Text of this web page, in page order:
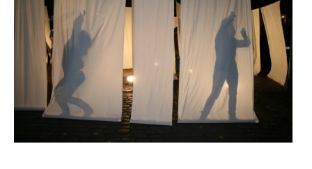
Marketing
By sharing
your
interests
and
behavior as
you visit our